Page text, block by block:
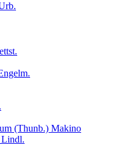
(Thunb.) Makino
Lindl.